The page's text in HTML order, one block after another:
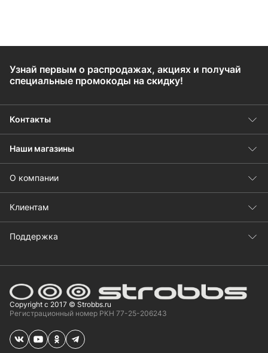
Узнай первым о распродажах, акциях и получай
специальные промокоды на скидку!
Контакты
Наши магазины
О компании
Клиентам
Поддержка
Copyright с 2017 © Strobbs.ru
Регистрационный номер РКН 77-25-206243